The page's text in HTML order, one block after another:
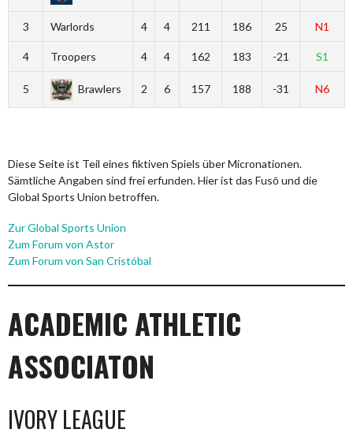
3 Warlords 4 4 211 186 25 N1
4 Troopers 4 4 162 183 -21 S1
5 Brawlers 2 6 157 188 -31 N6
Diese Seite ist Teil eines fiktiven Spiels über Micronationen.
Sämtliche Angaben sind frei erfunden. Hier ist das Fusō und die
Global Sports Union betroffen.
Zur Global Sports Union
Zum Forum von Astor
Zum Forum von San Cristóbal
ACADEMIC ATHLETIC
ASSOCIATON
IVORY LEAGUE